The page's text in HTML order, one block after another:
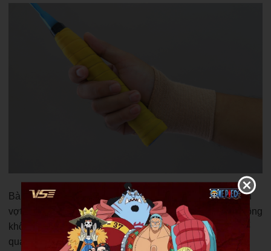
Bài viết vừa rồi đã mang đến cho các bạn cách quấn cán
vợt cầu lông đúng cách. Có thể thấy, quấn cán vợt cầu lông
không chỉ mang ý nghĩa bảo vệ tay cầm mà còn là yếu tố
quan trọng giúp nâng cao hiệu quả thi đấu và cảm giác